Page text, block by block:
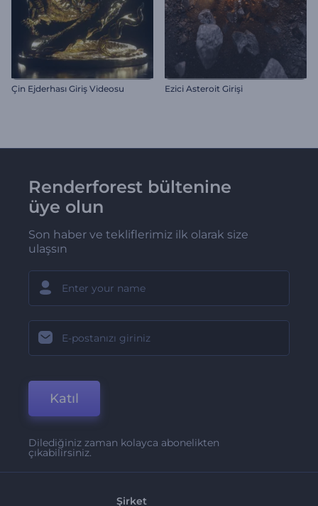
Çin Ejderhası Giriş Videosu Ezici Asteroit Girişi
Renderforest bültenine
üye olun
Son haber ve tekliflerimiz ilk olarak size
ulaşsın
Katıl
Dilediğiniz zaman kolayca abonelikten
çıkabilirsiniz.
Şirket